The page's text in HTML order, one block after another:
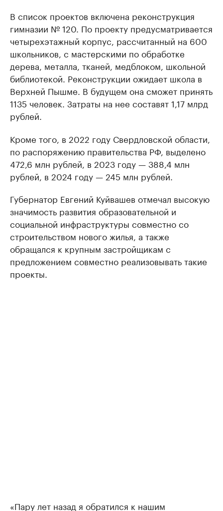
В список проектов включена реконструкция
гимназии № 120. По проекту предусматривается
четырехэтажный корпус, рассчитанный на 600
школьников, с мастерскими по обработке
дерева, металла, тканей, медблоком, школьной
библиотекой. Реконструкции ожидает школа в
Верхней Пышме. В будущем она сможет принять
1135 человек. Затраты на нее составят 1,17 млрд
рублей.
Кроме того, в 2022 году Свердловской области,
по распоряжению правительства РФ, выделено
472,6 млн рублей, в 2023 году — 388,4 млн
рублей, в 2024 году — 245 млн рублей.
Губернатор Евгений Куйвашев отмечал высокую
значимость развития образовательной и
социальной инфраструктуры совместно со
строительством нового жилья, а также
обращался к крупным застройщикам с
предложением совместно реализовывать такие
проекты.
«Пару лет назад я обратился к нашим